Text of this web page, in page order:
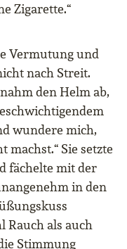
Zigarette.“
Vermutung und
nach Streit.
den Helm ab,
wundere mich,
Sie setzte
fächelte mit der
in den
Rauch als auch
Stimmung